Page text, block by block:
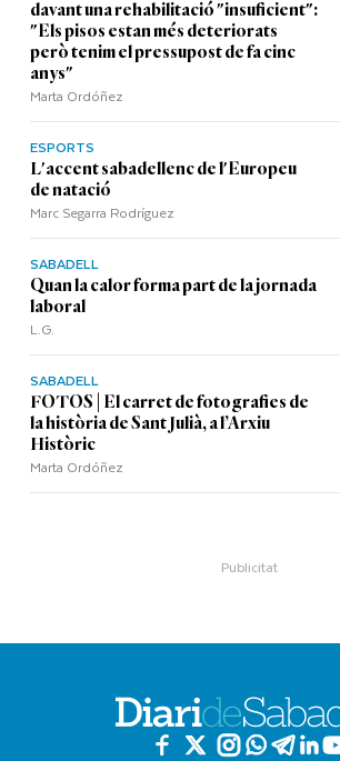
davant una rehabilitació "insuficient":
"Els pisos estan més deteriorats
però tenim el pressupost de fa cinc
anys"
Marta Ordóñez
ESPORTS
L'accent sabadellenc de l'Europeu
de natació
Marc Segarra Rodríguez
SABADELL
Quan la calor forma part de la jornada
laboral
L.G.
SABADELL
FOTOS | El carret de fotografies de
la història de Sant Julià, a l’Arxiu
Històric
Marta Ordóñez